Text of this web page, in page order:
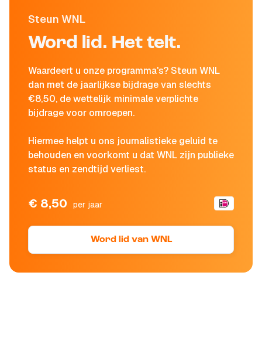
Steun WNL
Word lid. Het telt.
Waardeert u onze programma's? Steun WNL
dan met de jaarlijkse bijdrage van slechts
€8,50, de wettelijk minimale verplichte
bijdrage voor omroepen.
Hiermee helpt u ons journalistieke geluid te
behouden en voorkomt u dat WNL zijn publieke
status en zendtijd verliest.
€ 8,50 per jaar
Word lid van WNL